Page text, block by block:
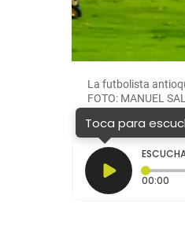
La futbolista
FOTO: MANUEL
Toca para
00:00